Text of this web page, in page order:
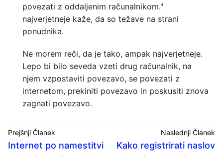
povezati z oddaljenim računalnikom."
najverjetneje kaže, da so težave na strani
ponudnika.
Ne morem reči, da je tako, ampak najverjetneje.
Lepo bi bilo seveda vzeti drug računalnik, na
njem vzpostaviti povezavo, se povezati z
internetom, prekiniti povezavo in poskusiti znova
zagnati povezavo.
Prejšnji Članek
Internet po namestitvi
Naslednji Članek
Kako registrirati naslov